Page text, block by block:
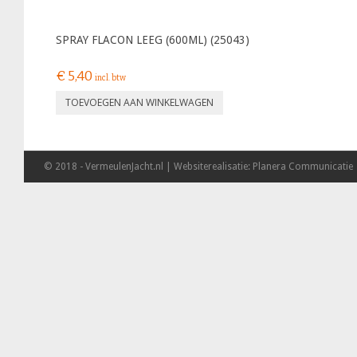
SPRAY FLACON LEEG (600ML) (25043)
€ 5,40 incl. btw
TOEVOEGEN AAN WINKELWAGEN
© 2018 - VermeulenJacht.nl | Websiterealisatie: Planera Communicatie